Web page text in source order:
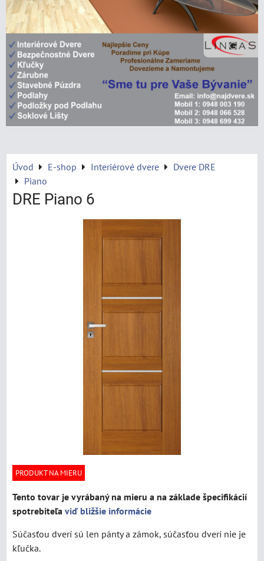
Úvod E-shop Interiérové dvere
Dvere DRE
Piano
DRE Piano 6
PRODUKT NA MIERU
Tento tovar je vyrábaný na mieru a na základe špecifikácií
spotrebiteľa viď bližšie informácie
Súčasťou dverí sú len pánty a zámok, súčasťou dverí nie je
kľučka.